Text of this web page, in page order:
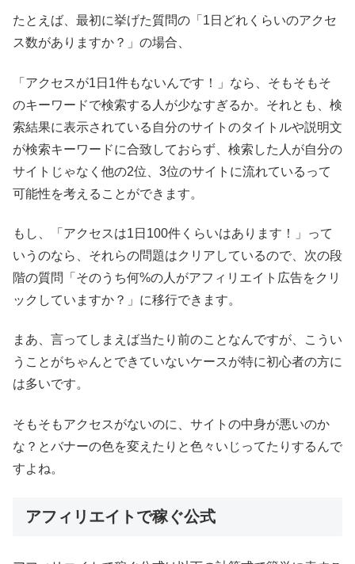
たとえば、最初に挙げた質問の「1日どれくらいのアクセ
ス数がありますか？」の場合、
「アクセスが1日1件もないんです！」なら、そもそもそ
のキーワードで検索する人が少なすぎるか。それとも、検
索結果に表示されている自分のサイトのタイトルや説明文
が検索キーワードに合致しておらず、検索した人が自分の
サイトじゃなく他の2位、3位のサイトに流れているって
可能性を考えることができます。
もし、「アクセスは1日100件くらいはあります！」って
いうのなら、それらの問題はクリアしているので、次の段
階の質問「そのうち何%の人がアフィリエイト広告をクリ
ックしていますか？」に移行できます。
まあ、言ってしまえば当たり前のことなんですが、こうい
うことがちゃんとできていないケースが特に初心者の方に
は多いです。
そもそもアクセスがないのに、サイトの中身が悪いのか
な？とバナーの色を変えたりと色々いじってたりするんで
すよね。
アフィリエイトで稼ぐ公式